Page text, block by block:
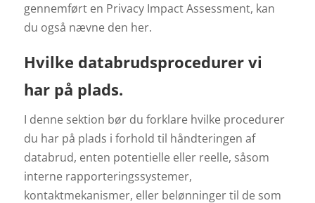
gennemført en Privacy Impact Assessment, kan
du også nævne den her.
Hvilke databrudsprocedurer vi
har på plads.
I denne sektion bør du forklare hvilke procedurer
du har på plads i forhold til håndteringen af
databrud, enten potentielle eller reelle, såsom
interne rapporteringssystemer,
kontaktmekanismer, eller belønninger til de som